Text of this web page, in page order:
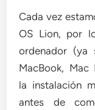
Cada vez
OS Lion, por
ordenador (ya
MacBook, Mac
la instalación
antes de